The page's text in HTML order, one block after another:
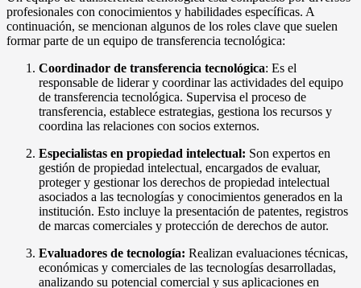
profesionales con conocimientos y habilidades específicas. A
continuación, se mencionan algunos de los roles clave que suelen
formar parte de un equipo de transferencia tecnológica:
Coordinador de transferencia tecnológica: Es el
responsable de liderar y coordinar las actividades del equipo
de transferencia tecnológica. Supervisa el proceso de
transferencia, establece estrategias, gestiona los recursos y
coordina las relaciones con socios externos.
Especialistas en propiedad intelectual: Son expertos en
gestión de propiedad intelectual, encargados de evaluar,
proteger y gestionar los derechos de propiedad intelectual
asociados a las tecnologías y conocimientos generados en la
institución. Esto incluye la presentación de patentes, registros
de marcas comerciales y protección de derechos de autor.
Evaluadores de tecnología: Realizan evaluaciones técnicas,
económicas y comerciales de las tecnologías desarrolladas,
analizando su potencial comercial y sus aplicaciones en